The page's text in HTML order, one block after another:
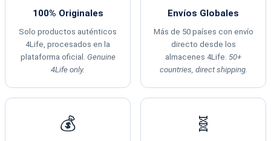
100% Originales
Solo productos auténticos
4Life, procesados en la
plataforma oficial. Genuine
4Life only.
Envíos Globales
Más de 50 países con envío
directo desde los
almacenes 4Life. 50+
countries, direct shipping.
💰 🧬